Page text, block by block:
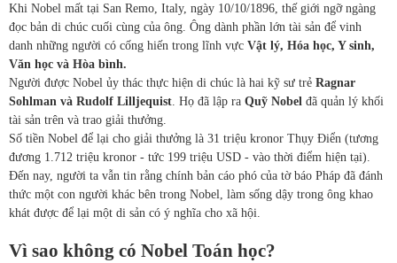
Khi Nobel mất tại San Remo, Italy, ngày 10/10/1896, thế giới ngỡ ngàng
đọc bản di chúc cuối cùng của ông. Ông dành phần lớn tài sản để vinh
danh những người có cống hiến trong lĩnh vực Vật lý, Hóa học, Y sinh,
Văn học và Hòa bình.
Người được Nobel ủy thác thực hiện di chúc là hai kỹ sư trẻ Ragnar
Sohlman và Rudolf Lilljequist . Họ đã lập ra Quỹ Nobel đã quản lý khối
tài sản trên và trao giải thưởng.
Số tiền Nobel để lại cho giải thưởng là 31 triệu kronor Thụy Điển (tương
đương 1.712 triệu kronor - tức 199 triệu USD - vào thời điểm hiện tại).
Đến nay, người ta vẫn tin rằng chính bản cáo phó của tờ báo Pháp đã đánh
thức một con người khác bên trong Nobel, làm sống dậy trong ông khao
khát được để lại một di sản có ý nghĩa cho xã hội.
Vì sao không có Nobel Toán học?